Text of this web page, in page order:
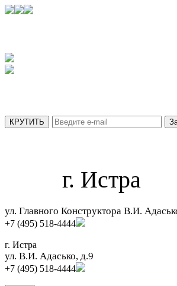
г. Истра
ул. Главного Конструктора В.И.
+7 (495) 518-4444
г. Истра
ул. В.И. Адасько, д.9
+7 (495) 518-4444